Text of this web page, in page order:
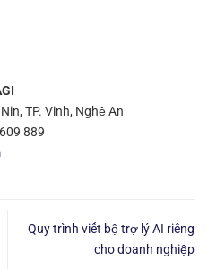
TP. Vinh, Nghệ An
889
Quy trình viết bộ trợ lý AI riêng
cho doanh nghiệp